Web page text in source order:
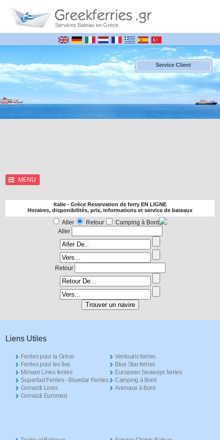
Services Bateau en Grèce
Service Client
MENU
Italie - Grèce Reservation de ferry EN LIGNE
Horaires, disponibilités, prix, informations et service de bateaux
Aller Retour
Camping à Bord
Aller
Retour
Liens Utiles
Ferries pour la Grèce
Ferries pour les îles
Minoan Lines ferries
Superfast Ferries - Bluestar Ferries
Grimaldi Lines
Grimaldi Euromed
Ventouris ferries
Blue Star ferries
European Seaways ferries
Camping à Bord
Animaux à Bord